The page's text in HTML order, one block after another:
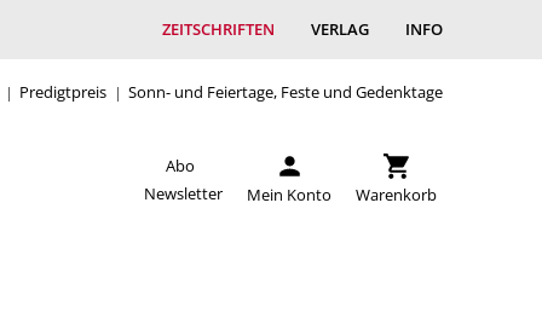
ZEITSCHRIFTEN VERLAG INFO
Predigtpreis Sonn- und Feiertage, Feste und Gedenktage
Abo
Newsletter
Mein Konto Warenkorb